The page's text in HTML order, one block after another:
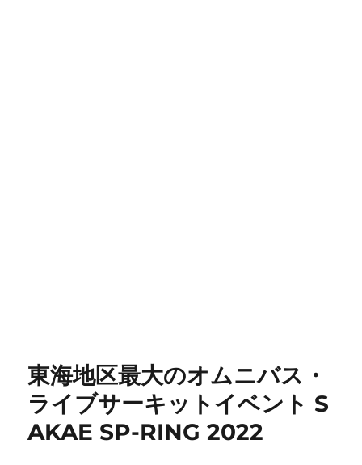
東海地区最大のオムニバス・
ライブサーキットイベント S
AKAE SP-RING 2022